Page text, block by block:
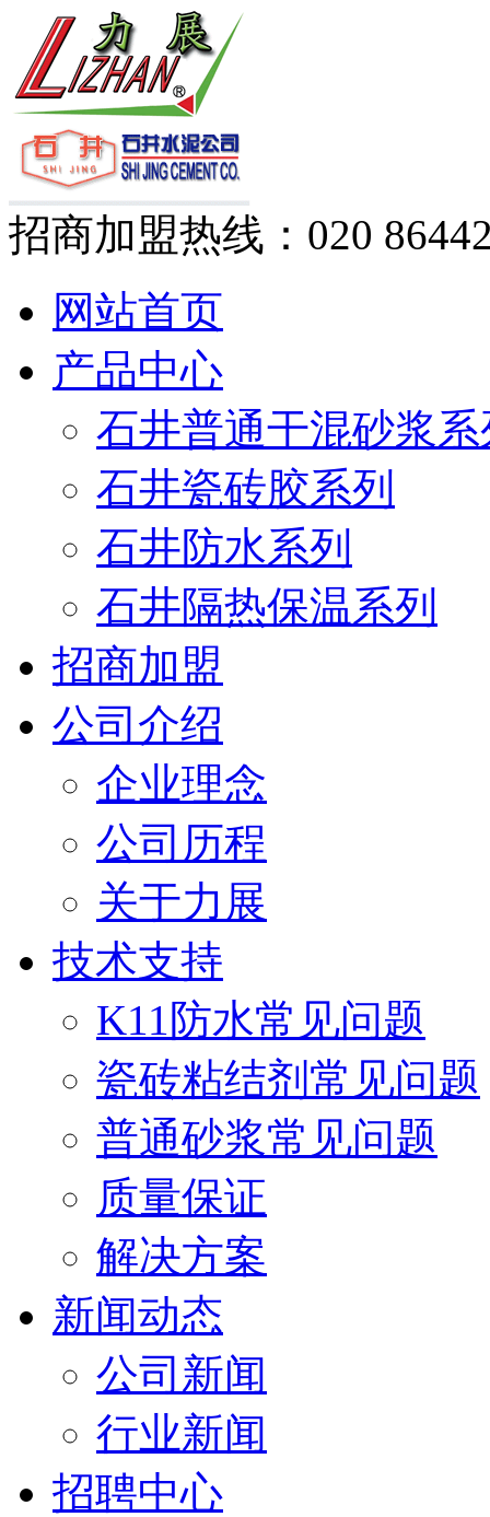
招商加盟热线： 020
网站首页
产品中心
石井普通干混砂浆系
石井瓷砖胶系列
石井防水系列
石井隔热保温系列
招商加盟
公司介绍
企业理念
公司历程
关于力展
技术支持
K11防水常见问题
瓷砖粘结剂常见问题
普通砂浆常见问题
质量保证
解决方案
新闻动态
公司新闻
行业新闻
招聘中心